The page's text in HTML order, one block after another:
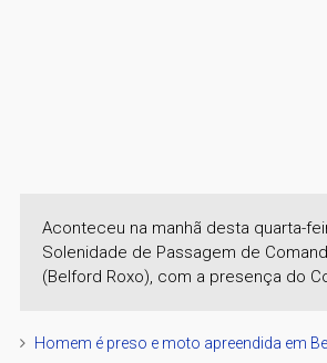
Aconteceu na manhã desta quarta-
Solenidade de Passagem de
(Belford Roxo), com a presença do
Homem é preso e moto apreendida em